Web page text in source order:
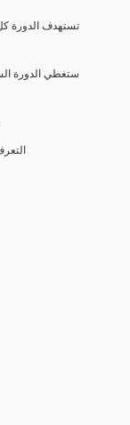
تستهدف الدورة
ستغطي الدورة